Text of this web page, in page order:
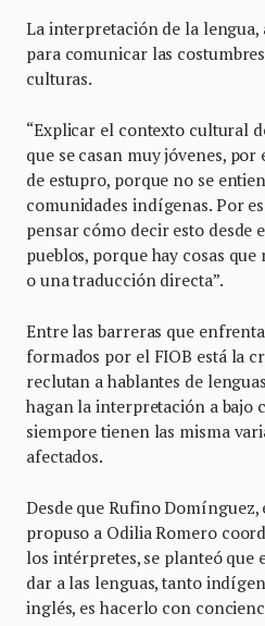
La interpretación de la lengua,
para comunicar las
culturas.
“Explicar el contexto cultural
que se casan muy jóvenes, por
de estupro, porque no se
comunidades indígenas. Por
pensar cómo decir esto desde
pueblos, porque hay cosas
o una traducción directa”.
Entre las barreras que
formados por el FIOB está la
reclutan a hablantes de
hagan la interpretación a bajo
siempore tienen las misma
afectados.
Desde que Rufino
propuso a Odilia Romero
los intérpretes, se planteó que
dar a las lenguas, tanto
inglés, es hacerlo con